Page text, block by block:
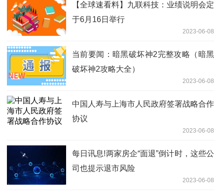
【全球速看料】九联科技：业绩说明会定
于6月16日举行
2023-06-08
当前要闻：暗黑破坏神2完整攻略（暗黑
破坏神2攻略大全）
2023-06-08
中国人寿与上海市人民政府签署战略合作
协议
2023-06-08
每日讯息!两家房企“面退”倒计时，这些公
司也提示退市风险
2023-06-08